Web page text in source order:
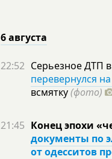
6 августа
22:52 Серьезное ДТП
перевернулся
всмятку(фото)
21:45 Конец эпохи
документы по
от одесситов